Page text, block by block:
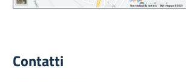
Contatti